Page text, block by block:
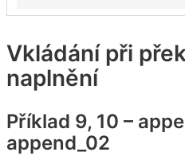
Vkládání při
naplnění
Příklad 9, 10 –
append_02